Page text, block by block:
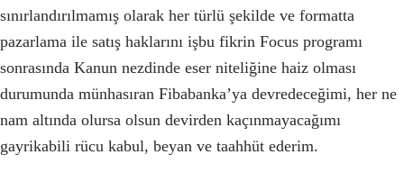
sınırlandırılmamış olarak her türlü şekilde ve formatta
pazarlama ile satış haklarını işbu fikrin Focus programı
sonrasında Kanun nezdinde eser niteliğine haiz olması
durumunda münhasıran Fibabanka’ya devredeceğimi, her ne
nam altında olursa olsun devirden kaçınmayacağımı
gayrikabili rücu kabul, beyan ve taahhüt ederim.